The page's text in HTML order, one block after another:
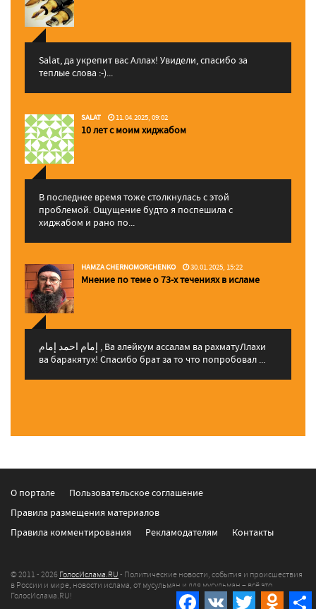
Salat, да укрепит вас Аллаx! Увидели, спасибо за
теплые слова :-)...
SALAT 11.04.2025, 09:02
10 лет с моим хиджабом
В последнее время тоже столкнулась с этой
проблемой. Ощущение будто я поспешила с
хиджабом и рано по...
HAMZA CHERNOMORCHENKO 30.01.2025, 15:22
Мнение по теме о 73-х течениях в исламе
إمام احمد إمام , Ва алейкум ассалам ва рахматуЛлахи
ва баракятух! Спасибо брат за то что попробовал ...
Facebook
VK Twitter
О портале
Пользовательское соглашение
Правила размещения материалов
Правила комментирования
Рекламодателям Контакты
© 2011 - 2026 ГолосИслама.RU - Политические новости, события и происшествия
в России и мире, новости ислама, от мусульман и для мусульман – всё это
ГолосИслама.RU!